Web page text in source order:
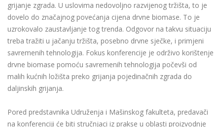
grijanje zgrada. U uslovima nedovoljno razvijenog tržišta, to je
dovelo do značajnog povećanja cijena drvne biomase. To je
uzrokovalo zaustavljanje tog trenda. Odgovor na takvu situaciju
treba tražiti u jačanju tržišta, posebno drvne sječke, i primjeni
savremenih tehnologija. Fokus konferencije je održivo korištenje
drvne biomase pomoću savremenih tehnologija počevši od
malih kućnih ložišta preko grijanja pojedinačnih zgrada do
daljinskih grijanja.
Pored predstavnika Udruženja i Mašinskog fakulteta, predavači
na konferenciji će biti stručnjaci iz prakse u oblasti proizvodnje